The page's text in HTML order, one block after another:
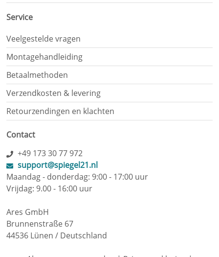
Service
Veelgestelde vragen
Montagehandleiding
Betaalmethoden
Verzendkosten & levering
Retourzendingen en klachten
Contact
+49 173 30 77 972
support@spiegel21.nl
Maandag - donderdag: 9:00 - 17:00 uur
Vrijdag: 9.00 - 16:00 uur
Ares GmbH
Brunnenstraße 67
44536 Lünen / Deutschland